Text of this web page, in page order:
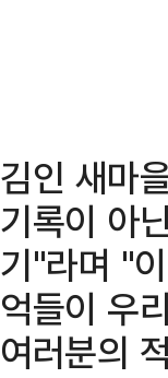
김인 새마
기록이 아
기"라며 "
억들이 우
여러분의